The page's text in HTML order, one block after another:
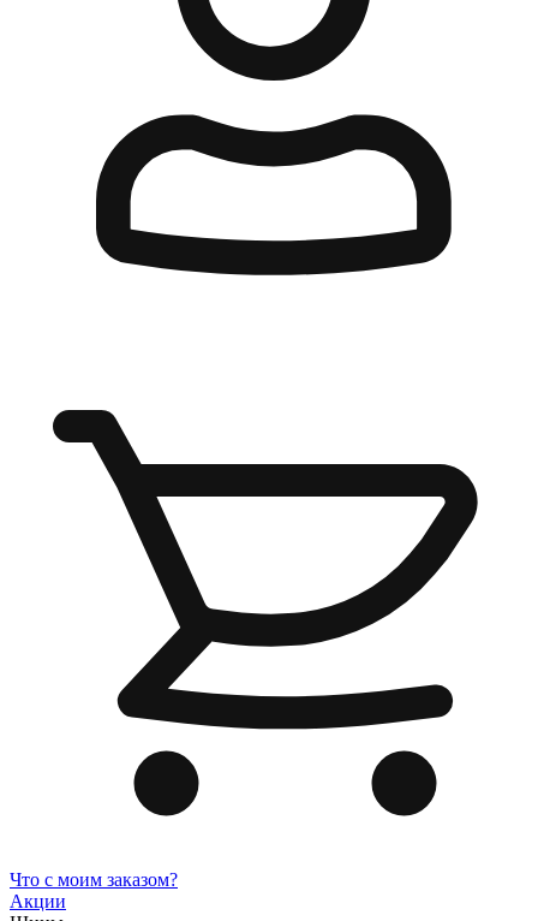
Что с моим заказом?
Акции